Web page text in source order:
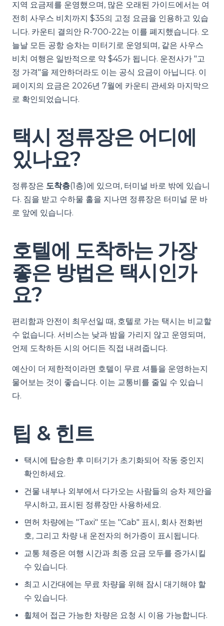
지역 요금제를 운영했으며, 많은 오래된 가이드에서는 여
전히 사우스 비치까지 $35의 고정 요금을 인용하고 있습
니다. 카운티 결의안 R-700-22는 이를 폐지했습니다. 오
늘날 모든 공항 승차는 미터기로 운영되며, 같은 사우스
비치 여행은 일반적으로 약 $45가 됩니다. 운전사가 "고
정 가격"을 제안하더라도 이는 공식 요금이 아닙니다. 이
페이지의 요금은 2026년 7월에 카운티 관세와 마지막으
로 확인되었습니다.
택시 정류장은 어디에
있나요?
정류장은 도착층(1층)에 있으며, 터미널 바로 밖에 있습니
다. 짐을 받고 수하물 홀을 지나면 정류장은 터미널 문 바
로 앞에 있습니다.
호텔에 도착하는 가장
좋은 방법은 택시인가
요?
편리함과 안전이 최우선일 때, 호텔로 가는 택시는 비교할
수 없습니다. 서비스는 낮과 밤을 가리지 않고 운영되며,
언제 도착하든 시의 어디든 직접 내려줍니다.
예산이 더 제한적이라면 호텔이 무료 셔틀을 운영하는지
물어보는 것이 좋습니다. 이는 교통비를 줄일 수 있습니
다.
팁 & 힌트
택시에 탑승한 후 미터기가 초기화되어 작동 중인지
확인하세요.
건물 내부나 외부에서 다가오는 사람들의 승차 제안을
무시하고, 표시된 정류장만 사용하세요.
면허 차량에는 "Taxi" 또는 "Cab" 표시, 회사 전화번
호, 그리고 차량 내 운전자의 허가증이 표시됩니다.
교통 체증은 여행 시간과 최종 요금 모두를 증가시킬
수 있습니다.
최고 시간대에는 무료 차량을 위해 잠시 대기해야 할
수 있습니다.
휠체어 접근 가능한 차량은 요청 시 이용 가능합니다.